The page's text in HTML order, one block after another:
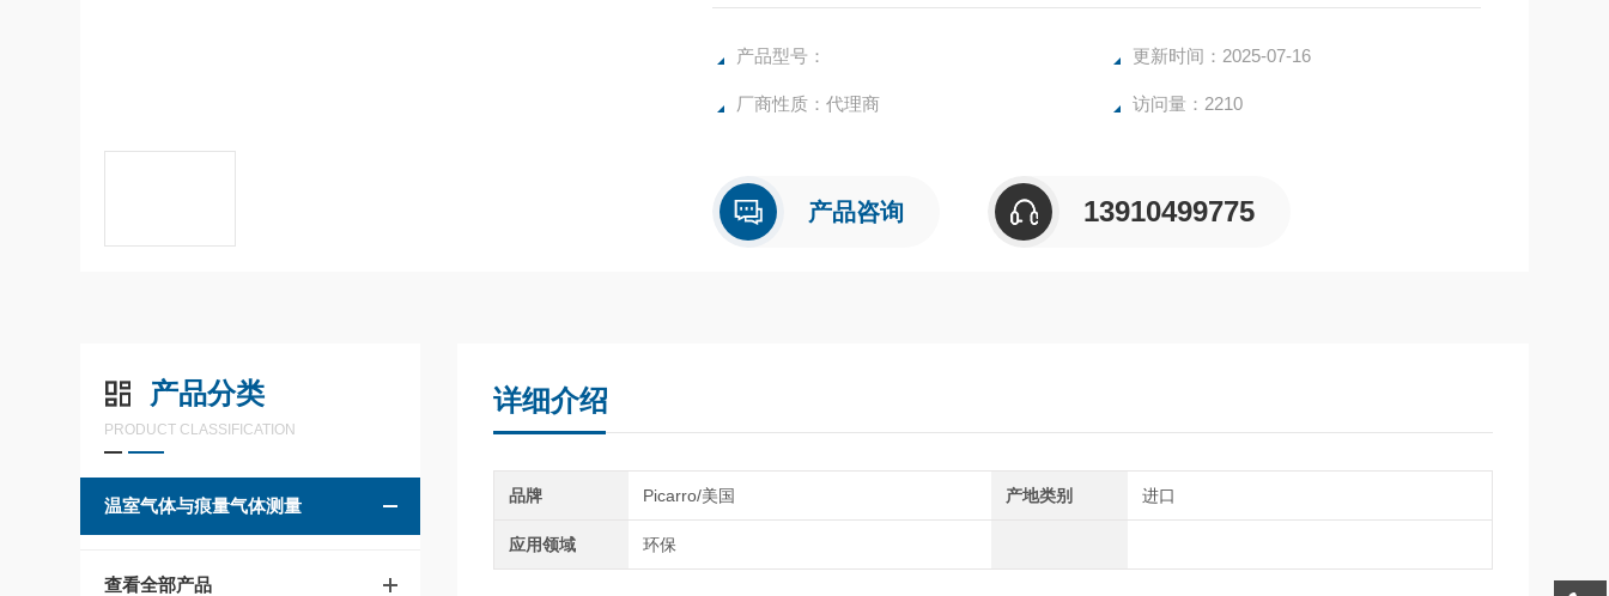
产品型号： 更新时间：2025-07-16
厂商性质：代理商 访问量：2210
产品咨询 13910499775
产品分类
PRODUCT CLASSIFICATION
温室气体与痕量气体测量
查看全部产品
详细介绍
品牌 Picarro/美国 产地类别 进口
应用领域 环保